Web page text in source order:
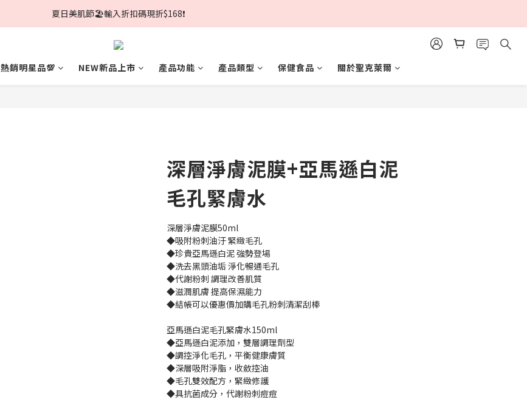
夏日美肌節🏖️輸入折扣碼現折$168❗
全館消費滿$980免運🚚
加入LINE官方帳號領取$100折價券!
夏日美肌節🏖️輸入折扣碼現折$168❗
熱銷明星品💯 NEW新品上市 產品功能 產品類型 保健食品 關於聖克萊爾
深層淨膚泥膜+亞馬遜白泥
毛孔緊膚水
深層淨膚泥膜50ml
◆吸附粉刺油汙 緊緻毛孔
◆珍貴亞馬遜白泥 強勢登場
◆洗去黑頭油垢 淨化暢通毛孔
◆代謝粉刺 調理改善肌質
◆滋潤肌膚 提高保濕能力
◆結帳可以優惠價加購毛孔粉刺清潔刮棒
亞馬遜白泥毛孔緊膚水150ml
◆亞馬遜白泥添加，雙層調理劑型
◆調控淨化毛孔，平衡健康膚質
◆深層吸附淨脂，收斂控油
◆毛孔雙效配方，緊緻修護
◆具抗菌成分，代謝粉刺痘痘